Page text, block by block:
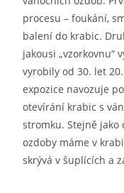
procesu – foukání,
balení do krabic.
jakousi „vzorkovnu“
vyrobily od 30. let
expozice navozuje
otevírání krabic s
stromku. Stejně jako
ozdoby máme v
skrývá v šuplících a